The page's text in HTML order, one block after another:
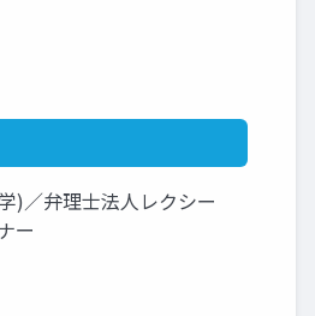
)／弁理士法人レクシー
ー